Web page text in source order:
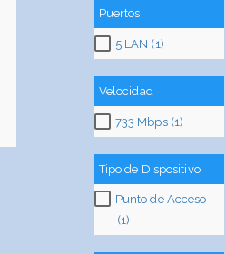
Puertos
5 LAN (1)
Velocidad
733 Mbps (1)
Tipo de Dispositivo
Punto de Acceso
(1)